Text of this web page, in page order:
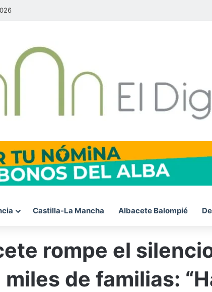
Castilla-La Mancha Albacete Balompié
rompe el
miles de familias: